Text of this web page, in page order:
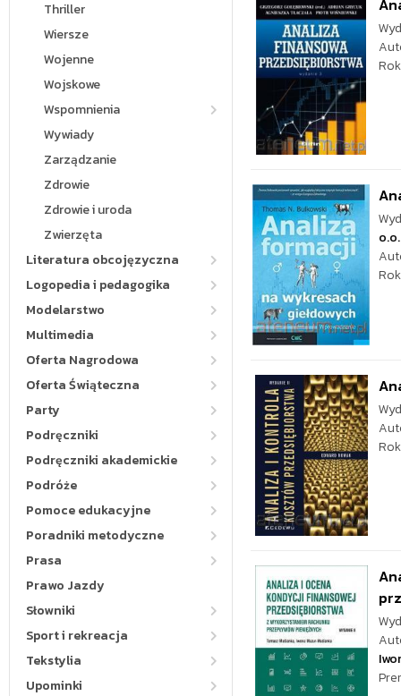
Thriller
Wiersze
Wojenne
Wojskowe
Wspomnienia
Wywiady
Zarządzanie
Zdrowie
Zdrowie i uroda
Zwierzęta
Literatura obcojęzyczna
Logopedia i pedagogika
Modelarstwo
Multimedia
Oferta Nagrodowa
Oferta Świąteczna
Party
Podręczniki
Podręczniki akademickie
Podróże
Pomoce edukacyjne
Poradniki metodyczne
Prasa
Prawo Jazdy
Słowniki
Sport i rekreacja
Tekstylia
Upominki
o.o.